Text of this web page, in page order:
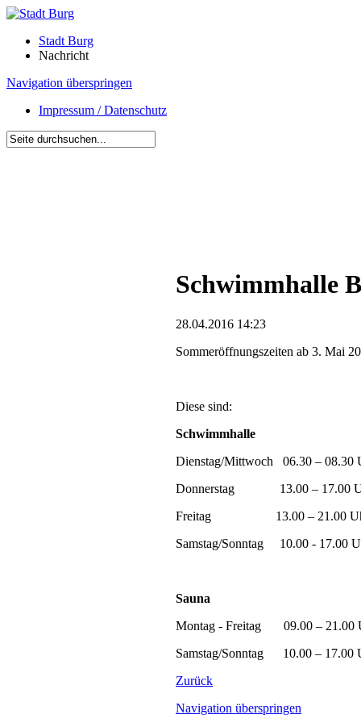
Stadt Burg
Nachricht
Navigation überspringen
Impressum / Datenschutz
Schwimmhalle
28.04.2016 14:23
Sommeröffnungszeiten ab 3. Mai
Diese sind:
Schwimmhalle
Dienstag/Mittwoch 06.30 – 08.30
Donnerstag 13.00 – 17.00
Freitag 13.00 – 21.00
Samstag/Sonntag 10.00 - 17.00
Sauna
Montag - Freitag 09.00 – 21.00
Samstag/Sonntag 10.00 – 17.00
Zurück
Navigation überspringen